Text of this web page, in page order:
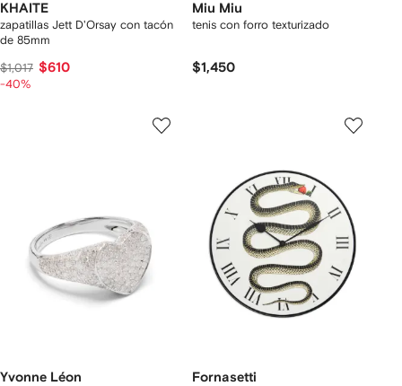
KHAITE
zapatillas Jett D'Orsay con tacón
de 85mm
$1,017 $610
-40%
Miu Miu
tenis con forro texturizado
$1,450
Yvonne Léon Fornasetti